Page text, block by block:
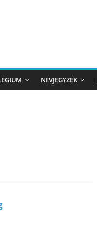
NÉVJEGYZÉK